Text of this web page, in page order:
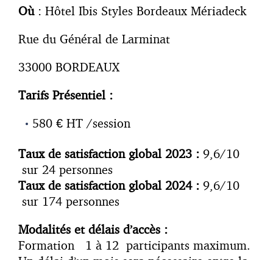
Où : Hôtel Ibis Styles Bordeaux Mériadeck
Rue du Général de Larminat
33000 BORDEAUX
Tarifs Présentiel :
580 € HT /session
Taux de satisfaction global 2023 : 9,6/10
sur 24 personnes
Taux de satisfaction global 2024 : 9,6/10
sur 174 personnes
Modalités et délais d’accès :
Formation 1 à 12 participants maximum.